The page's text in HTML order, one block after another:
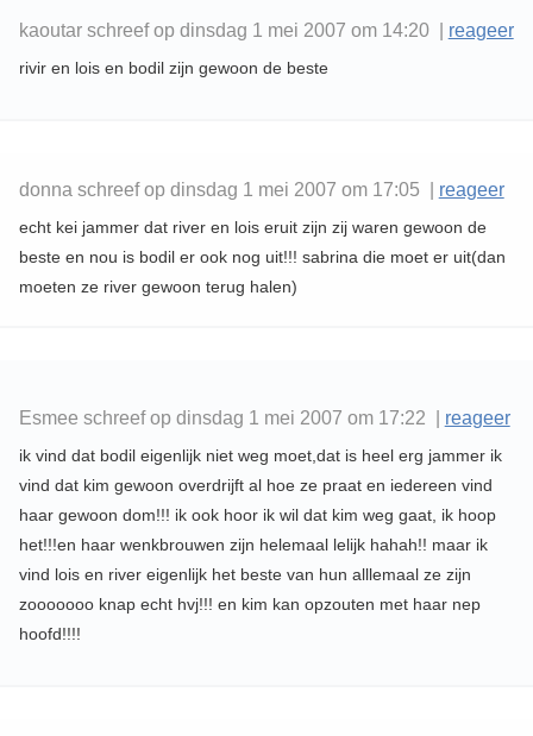
kaoutar schreef op dinsdag 1 mei 2007 om 14:20 | reageer
rivir en lois en bodil zijn gewoon de beste
donna schreef op dinsdag 1 mei 2007 om 17:05 | reageer
echt kei jammer dat river en lois eruit zijn zij waren gewoon de
beste en nou is bodil er ook nog uit!!! sabrina die moet er uit(dan
moeten ze river gewoon terug halen)
Esmee schreef op dinsdag 1 mei 2007 om 17:22 | reageer
ik vind dat bodil eigenlijk niet weg moet,dat is heel erg jammer ik
vind dat kim gewoon overdrijft al hoe ze praat en iedereen vind
haar gewoon dom!!! ik ook hoor ik wil dat kim weg gaat, ik hoop
het!!!en haar wenkbrouwen zijn helemaal lelijk hahah!! maar ik
vind lois en river eigenlijk het beste van hun alllemaal ze zijn
zooooooo knap echt hvj!!! en kim kan opzouten met haar nep
hoofd!!!!